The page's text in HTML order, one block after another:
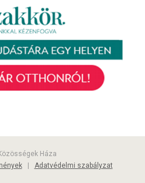
Háza
| Adatvédelmi szabályzat